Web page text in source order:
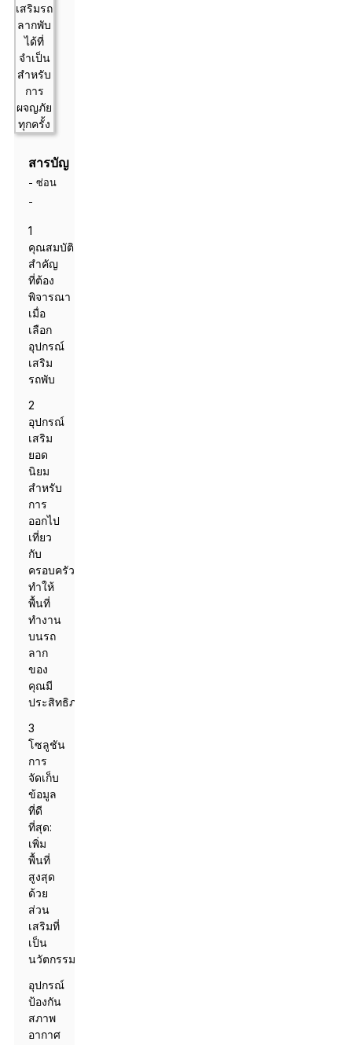
สารบัญ
- ซ่อน
-
1
คุณสมบัติ
สำคัญ
ที่ต้อง
พิจารณา
เมื่อ
เลือก
อุปกรณ์
เสริม
รถพับ
2
อุปกรณ์
เสริม
ยอด
นิยม
สำหรับ
การ
ออกไป
เที่ยว
กับ
ครอบครัว:
ทำให้
พื้นที่
ทำงาน
บนรถ
ลาก
ของ
คุณมี
ประสิทธิภาพ
3
โซลูชัน
การ
จัดเก็บ
ข้อมูล
ที่ดี
ที่สุด:
เพิ่ม
พื้นที่
สูงสุด
ด้วย
ส่วน
เสริมที่
เป็น
นวัตกรรม
อุปกรณ์
ป้องกัน
สภาพ
อากาศ